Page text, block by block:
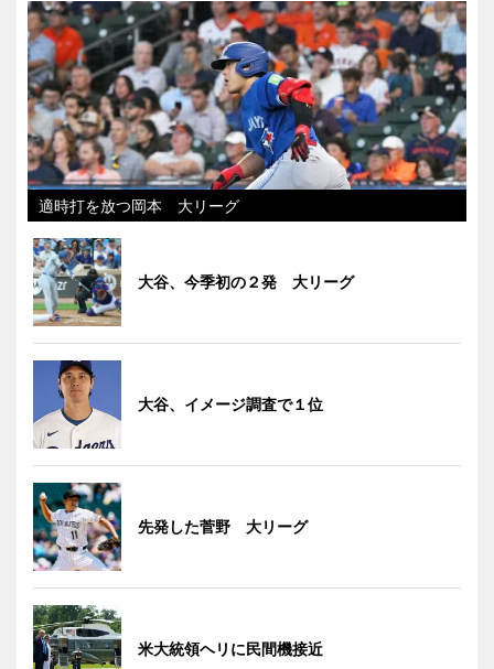
適時打を放つ岡本 大リーグ
大谷、今季初の２発 大リーグ
大谷、イメージ調査で１位
先発した菅野 大リーグ
米大統領ヘリに民間機接近